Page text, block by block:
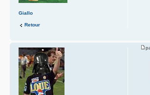
Giallo
Retour